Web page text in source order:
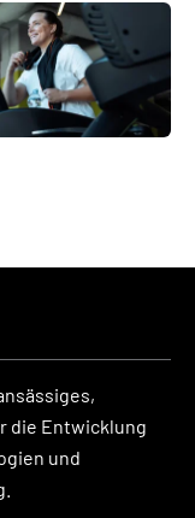
die Entwicklung
und